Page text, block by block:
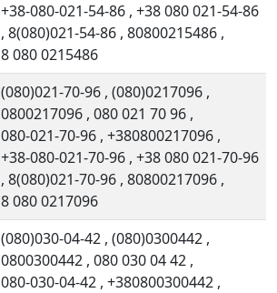
+38-080-021-54-86 , +38 080 021-54-86
, 8(080)021-54-86 , 80800215486 ,
8 080 0215486
(080)021-70-96 , (080)0217096 ,
0800217096 , 080 021 70 96 ,
080-021-70-96 , +380800217096 ,
+38-080-021-70-96 , +38 080 021-70-96
, 8(080)021-70-96 , 80800217096 ,
8 080 0217096
(080)030-04-42 , (080)0300442 ,
0800300442 , 080 030 04 42 ,
080-030-04-42 , +380800300442 ,